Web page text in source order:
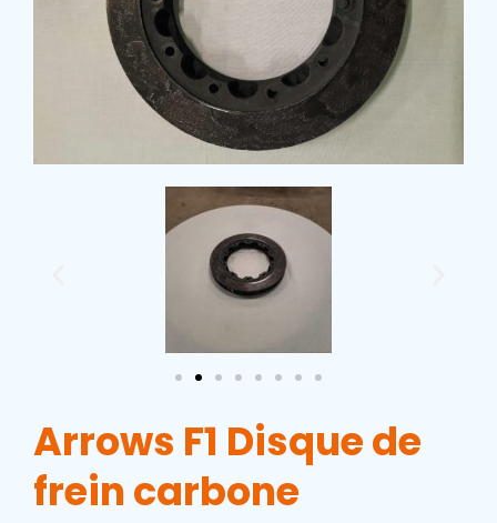
Arrows F1 Disque de
frein carbone